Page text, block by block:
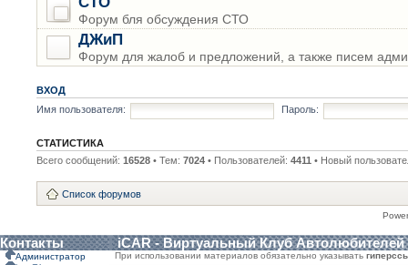
Форум бля обсуждения СТО
ДЖиП
Форум для жалоб и предложений, а также писем
ВХОД
Имя пользователя:
Пароль:
СТАТИСТИКА
Всего сообщений: 16528 • Тем: 7024 • Пользователей: 4411 • Новый
Список форумов
Контакты iCAR - Виртуальный Клуб Автолюбителей
Администратор
При использовании материалов обязательно указывать